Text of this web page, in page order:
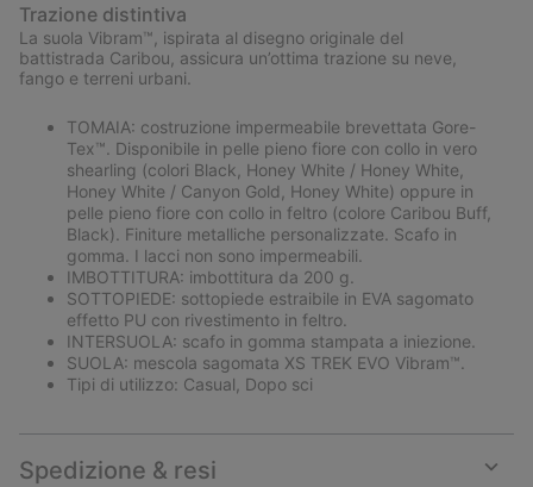
Trazione distintiva
La suola Vibram™, ispirata al disegno originale del
battistrada Caribou, assicura un’ottima trazione su neve,
fango e terreni urbani.
TOMAIA: costruzione impermeabile brevettata Gore-
Tex™. Disponibile in pelle pieno fiore con collo in vero
shearling (colori Black, Honey White / Honey White,
Honey White / Canyon Gold, Honey White) oppure in
pelle pieno fiore con collo in feltro (colore Caribou Buff,
Black). Finiture metalliche personalizzate. Scafo in
gomma. I lacci non sono impermeabili.
IMBOTTITURA: imbottitura da 200 g.
SOTTOPIEDE: sottopiede estraibile in EVA sagomato
effetto PU con rivestimento in feltro.
INTERSUOLA: scafo in gomma stampata a iniezione.
SUOLA: mescola sagomata XS TREK EVO Vibram™.
Tipi di utilizzo: Casual, Dopo sci
Spedizione & resi